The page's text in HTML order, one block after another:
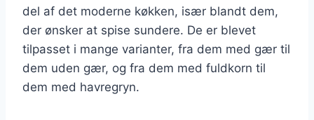
del af det moderne køkken, især blandt dem,
der ønsker at spise sundere. De er blevet
tilpasset i mange varianter, fra dem med gær til
dem uden gær, og fra dem med fuldkorn til
dem med havregryn.